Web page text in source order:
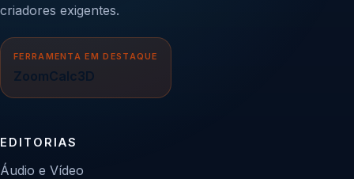
criadores exigentes.
FERRAMENTA EM DESTAQUE
ZoomCalc3D
EDITORIAS
Áudio e Vídeo